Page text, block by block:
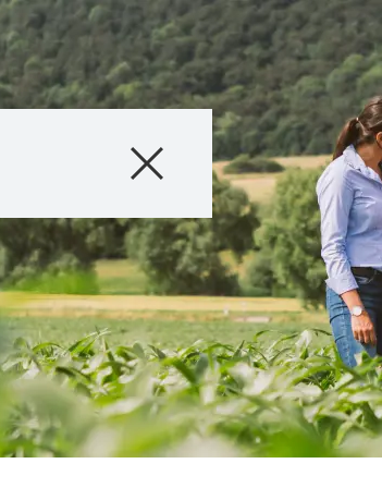
Termékek
Konzultáció
Hírek és
Digitális
Rólunk